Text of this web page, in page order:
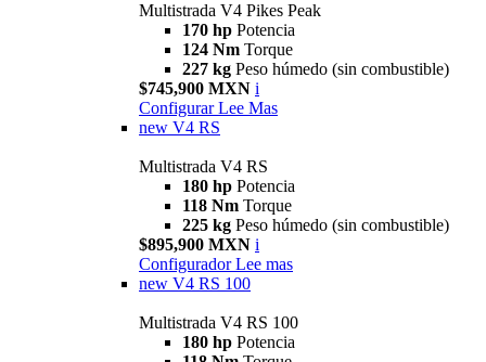
Multistrada V4 Pikes Peak
170 hp Potencia
124 Nm Torque
227 kg Peso húmedo (sin combustible)
$745,900 MXN i
Configurar Lee Mas
new V4 RS
Multistrada V4 RS
180 hp Potencia
118 Nm Torque
225 kg Peso húmedo (sin combustible)
$895,900 MXN i
Configurador Lee mas
new V4 RS 100
Multistrada V4 RS 100
180 hp Potencia